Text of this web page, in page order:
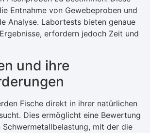
Entnahme von Gewebeproben und
Analyse. Labortests bieten genaue
erfordern jedoch Zeit und
und ihre
Fische direkt in ihrer natürlichen
Dies ermöglicht eine Bewertung
mit der die